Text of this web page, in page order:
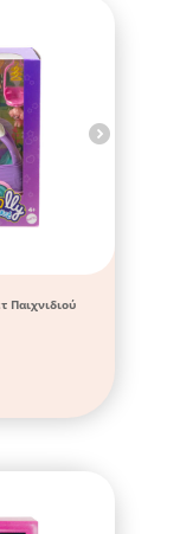
Παιχνιδιού